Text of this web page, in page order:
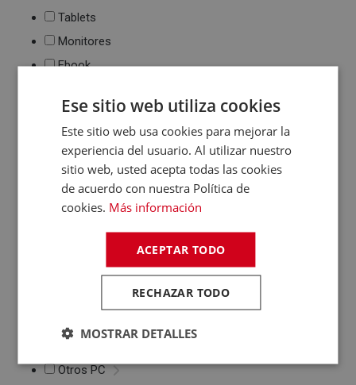
Tablets
Monitores
Ebook
Impresoras de tinta
y láser
Multifunción
Cartuchos de tinta y
Periféricos
WebCams y
Micrófonos
Almacenamiento
de Memoria
Otros PC
Ese sitio web utiliza cookies
Este sitio web usa cookies para mejorar la
experiencia del usuario. Al utilizar nuestro
sitio web, usted acepta todas las cookies
de acuerdo con nuestra Política de
cookies. Más información
ACEPTAR TODO
RECHAZAR TODO
MOSTRAR DETALLES